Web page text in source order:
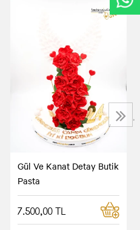
Gül Ve Kanat Detay Butik
Pasta
7.500,00 TL
›